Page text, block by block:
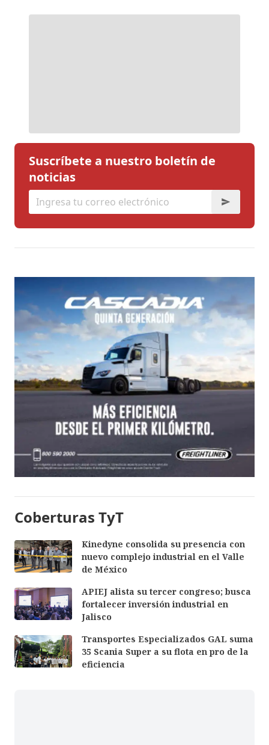
Suscríbete a nuestro boletín de
noticias
Coberturas TyT
Kinedyne consolida su presencia con
nuevo complejo industrial en el Valle
de México
APIEJ alista su tercer congreso; busca
fortalecer inversión industrial en
Jalisco
Transportes Especializados GAL suma
35 Scania Super a su flota en pro de la
eficiencia